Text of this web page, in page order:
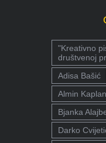
"Kreativno
društvenoj
Adisa Bašić
Almin Kaplan
Bjanka
Darko